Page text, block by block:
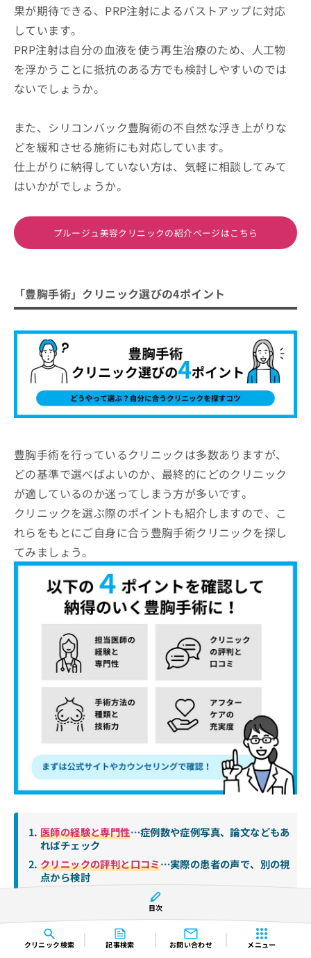
クリニック検索 記事検索 お問い合わせ メニュー
果が期待できる、PRP注射によるバストアップに対応
しています。
PRP注射は自分の血液を使う再生治療のため、人工物
を浮かうことに抵抗のある方でも検討しやすいのでは
ないでしょうか。
また、シリコンバック豊胸術の不自然な浮き上がりな
どを緩和させる施術にも対応しています。
仕上がりに納得していない方は、気軽に相談してみて
はいかがでしょうか。
プルージュ美容クリニックの紹介ページはこちら
「豊胸手術」クリニック選びの4ポイント
豊胸手術を行っているクリニックは多数ありますが、
どの基準で選べばよいのか、最終的にどのクリニック
が適しているのか迷ってしまう方が多いです。
クリニックを選ぶ際のポイントも紹介しますので、こ
れらをもとにご自身に合う豊胸手術クリニックを探し
てみましょう。
医師の経験と専門性…症例数や症例写真、論文などもあ
ればチェック
クリニックの評判と口コミ…実際の患者の声で、別の視
点から検討
…なりたい胸のイメージや費用
と合致するかどうかを確認
アフターケアの充実度
…豊胸手術後のケアにしっかりと
対応してもらえるかを確認
目次